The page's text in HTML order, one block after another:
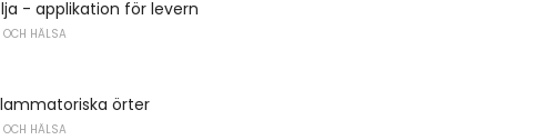
- applikation för levern
OCH HÄLSA
örter
OCH HÄLSA